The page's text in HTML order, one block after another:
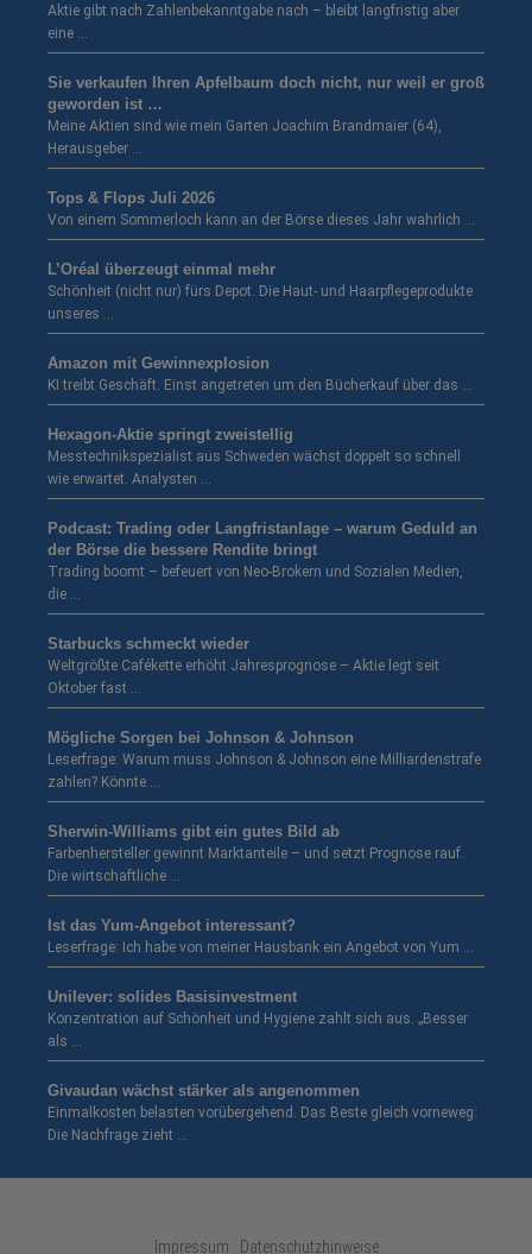
Aktie gibt nach Zahlenbekanntgabe nach – bleibt langfristig aber
eine …
Sie verkaufen Ihren Apfelbaum doch nicht, nur weil er groß
geworden ist …
Meine Aktien sind wie mein Garten Joachim Brandmaier (64),
Herausgeber …
Tops & Flops Juli 2026
Von einem Sommerloch kann an der Börse dieses Jahr wahrlich …
L’Oréal überzeugt einmal mehr
Schönheit (nicht nur) fürs Depot. Die Haut- und Haarpflegeprodukte
unseres …
Amazon mit Gewinnexplosion
KI treibt Geschäft. Einst angetreten um den Bücherkauf über das …
Hexagon-Aktie springt zweistellig
Messtechnikspezialist aus Schweden wächst doppelt so schnell
wie erwartet. Analysten …
Podcast: Trading oder Langfristanlage – warum Geduld an
der Börse die bessere Rendite bringt
Trading boomt – befeuert von Neo-Brokern und Sozialen Medien,
die …
Starbucks schmeckt wieder
Weltgrößte Cafékette erhöht Jahresprognose – Aktie legt seit
Oktober fast …
Mögliche Sorgen bei Johnson & Johnson
Leserfrage: Warum muss Johnson & Johnson eine Milliardenstrafe
zahlen? Könnte …
Sherwin-Williams gibt ein gutes Bild ab
Farbenhersteller gewinnt Marktanteile – und setzt Prognose rauf.
Die wirtschaftliche …
Ist das Yum-Angebot interessant?
Leserfrage: Ich habe von meiner Hausbank ein Angebot von Yum …
Unilever: solides Basisinvestment
Konzentration auf Schönheit und Hygiene zahlt sich aus. „Besser
als …
Givaudan wächst stärker als angenommen
Einmalkosten belasten vorübergehend. Das Beste gleich vorneweg:
Die Nachfrage zieht …
Impressum · Datenschutzhinweise